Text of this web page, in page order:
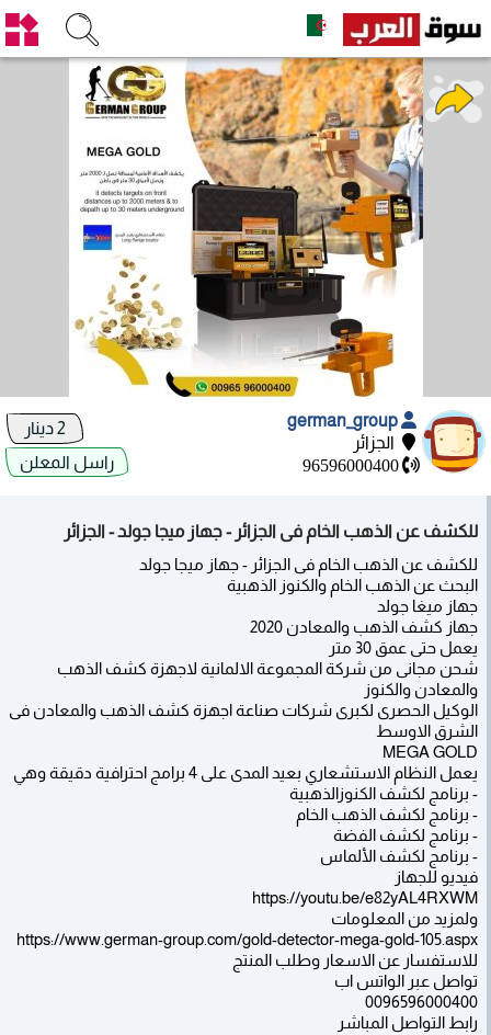
الجزائر
96596000400
راسل المعلن
للكشف عن الذهب الخام فى الجزائر - جهاز ميجا جولد - الجزائر
للكشف عن الذهب الخام فى الجزائر - جهاز ميجا جولد
البحث عن الذهب الخام والكنوز الذهبية
جهاز ميغا جولد
جهاز كشف الذهب والمعادن 2020
يعمل حتى عمق 30 متر
شحن مجانى من شركة المجموعة الالمانية لاجهزة كشف الذهب
والمعادن والكنوز
الوكيل الحصرى لكبرى شركات صناعة اجهزة كشف الذهب والمعادن فى
الشرق الاوسط
MEGA GOLD
يعمل النظام الاستشعاري بعيد المدى على 4 برامج احترافية دقيقة وهي
- برنامج لكشف الكنوزالذهبية
- برنامج لكشف الذهب الخام
- برنامج لكشف الفضة
- برنامج لكشف الألماس
فيديو للجهاز
https://youtu.be/e82yAL4RXWM
ولمزيد من المعلومات
https://www.german-group.com/gold-detector-mega-gold-105.aspx
للاستفسار عن الاسعار وطلب المنتج
تواصل عبر الواتس اب
0096596000400
رابط التواصل المباشر